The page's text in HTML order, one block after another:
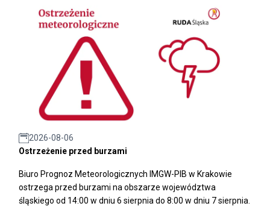
2026-08-06
Ostrzeżenie przed burzami
Biuro Prognoz Meteorologicznych IMGW-PIB w Krakowie
ostrzega przed burzami na obszarze województwa
śląskiego od 14:00 w dniu 6 sierpnia do 8:00 w dniu 7 sierpnia.